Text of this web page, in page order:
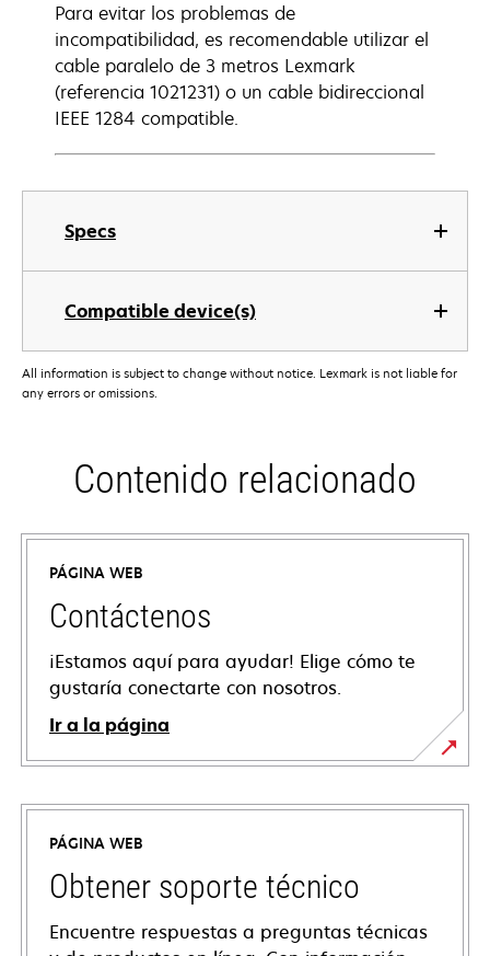
Specs
Compatible device(s)
Para evitar los problemas de
incompatibilidad, es recomendable utilizar el
cable paralelo de 3 metros Lexmark
(referencia 1021231) o un cable bidireccional
IEEE 1284 compatible.
All information is subject to change without notice. Lexmark is not liable for
any errors or omissions.
Contenido relacionado
PÁGINA WEB
Contáctenos
¡Estamos aquí para ayudar! Elige cómo te
gustaría conectarte con nosotros.
Ir a la página
PÁGINA WEB
Obtener soporte técnico
Encuentre respuestas a preguntas técnicas